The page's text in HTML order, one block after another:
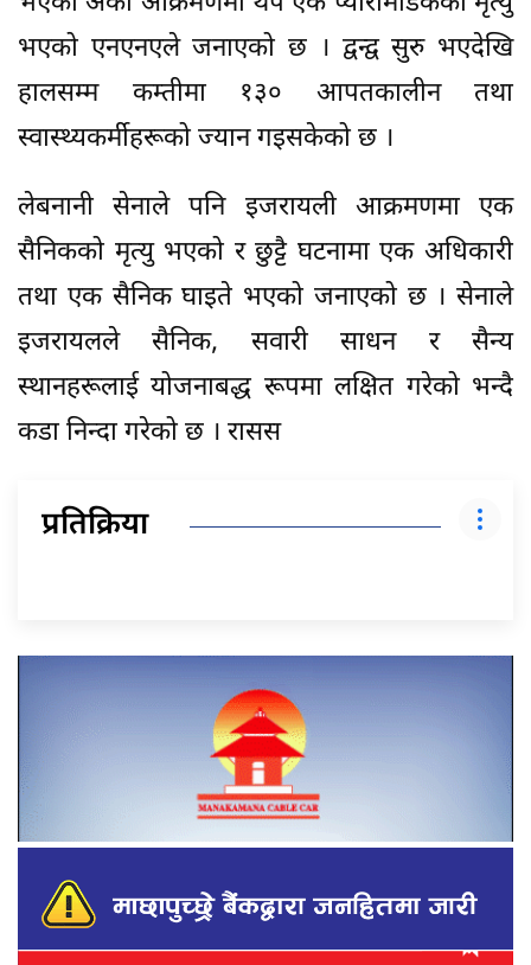
भएको एनएनएले जनाएको छ । द्वन्द्व सुरु भएदेखि
हालसम्म कम्तीमा १३० आपतकालीन तथा
स्वास्थ्यकर्मीहरूको ज्यान गइसकेको छ ।
लेबनानी सेनाले पनि इजरायली आक्रमणमा एक
सैनिकको मृत्यु भएको र छुट्टै घटनामा एक अधिकारी
तथा एक सैनिक घाइते भएको जनाएको छ । सेनाले
इजरायलले सैनिक, सवारी साधन र सैन्य
स्थानहरूलाई योजनाबद्ध रूपमा लक्षित गरेको भन्दै
कडा निन्दा गरेको छ । रासस
प्रतिक्रिया